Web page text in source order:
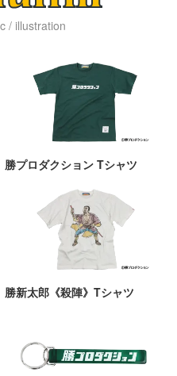
/ illustration
勝プロダクション Tシャツ
勝新太郎《殺陣》Tシャツ